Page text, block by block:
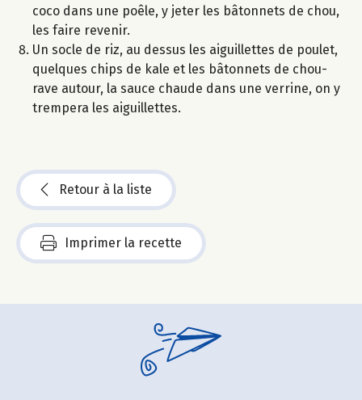
coco dans une poêle, y jeter les bâtonnets de chou,
les faire revenir.
Un socle de riz, au dessus les aiguillettes de poulet,
quelques chips de kale et les bâtonnets de chou-
rave autour, la sauce chaude dans une verrine, on y
trempera les aiguillettes.
Retour à la liste
Imprimer la recette